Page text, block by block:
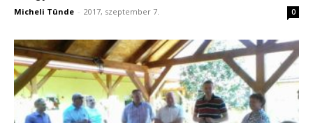
Micheli Tünde - 2017, szeptember 7. 0